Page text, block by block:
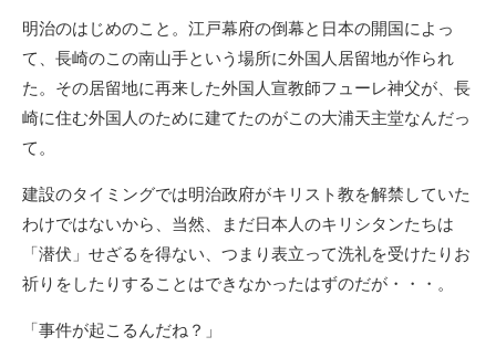
明治のはじめのこと。江戸幕府の倒幕と日本の開国によっ
て、長崎のこの南山手という場所に外国人居留地が作られ
た。その居留地に再来した外国人宣教師フューレ神父が、長
崎に住む外国人のために建てたのがこの大浦天主堂なんだっ
て。
建設のタイミングでは明治政府がキリスト教を解禁していた
わけではないから、当然、まだ日本人のキリシタンたちは
「潜伏」せざるを得ない、つまり表立って洗礼を受けたりお
祈りをしたりすることはできなかったはずのだが・・・。
「事件が起こるんだね？」